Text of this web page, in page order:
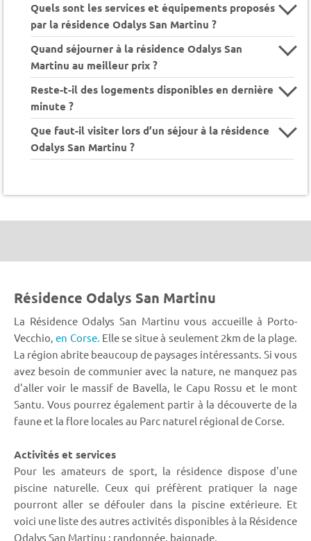
Quels sont les services et équipements proposés
par la résidence Odalys San Martinu ?
Quand séjourner à la résidence Odalys San
Martinu au meilleur prix ?
Reste-t-il des logements disponibles en dernière
minute ?
Que faut-il visiter lors d’un séjour à la résidence
Odalys San Martinu ?
Résidence Odalys San Martinu
La Résidence Odalys San Martinu vous accueille à Porto-
Vecchio,en Corse. Elle se situe à seulement 2km de la plage.
La région abrite beaucoup de paysages intéressants. Si vous
avez besoin de communier avec la nature, ne manquez pas
d'aller voir le massif de Bavella, le Capu Rossu et le mont
Santu. Vous pourrez également partir à la découverte de la
faune et la flore locales au Parc naturel régional de Corse.
Activités et services
Pour les amateurs de sport, la résidence dispose d'une
piscine naturelle. Ceux qui préfèrent pratiquer la nage
pourront aller se défouler dans la piscine extérieure. Et
voici une liste des autres activités disponibles à la Résidence
Odalys San Martinu : randonnée, baignade.